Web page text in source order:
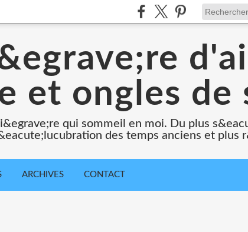
et ongles de
qui sommeil en moi. Du plus
des temps anciens et plus
ARCHIVES CONTACT